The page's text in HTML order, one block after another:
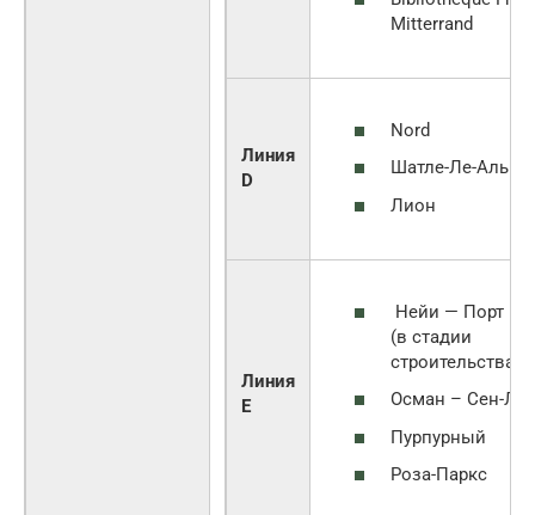
Mitterrand
Линия
D
Nord
Шатле-Ле-Аль
Лион
Линия
E
Нейи — Порт
(в стадии
строительства)
Осман – Сен-
Пурпурный
Роза-Паркс